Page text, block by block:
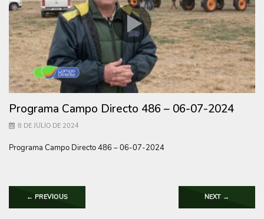
Programa Campo Directo 486 – 06-07-2024
8 DE JULIO DE 2024
Programa Campo Directo 486 – 06-07-2024
← PREVIOUS NEXT →